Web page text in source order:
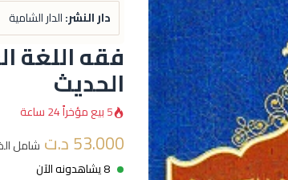
دار النشر:الدار الشامية
فقه اللغة
الحديث
5 بيع مؤخراً 24 ساعة
53.000د.ت شامل
8 يشاهدونه الآن